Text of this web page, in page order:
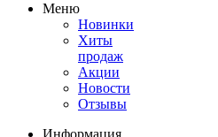
Меню
Новинки
Хиты
продаж
Акции
Новости
Отзывы